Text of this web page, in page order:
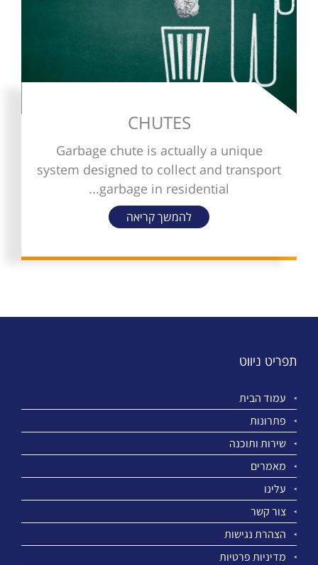
CHUTES
Garbage chute is actually a unique
system designed to collect and transport
garbage in residential...
להמשך קריאה
תפריט ניווט
עמוד הבית
פתרונות
שירות ותוכנה
מאמרים
עלינו
צור קשר
הצהרת נגישות
מדיניות פרטיות